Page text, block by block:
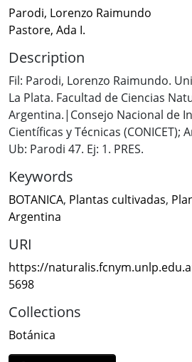
Parodi, Lorenzo Raimundo
Pastore, Ada I.
Description
Fil: Parodi, Lorenzo Raimundo.
La Plata. Facultad de Ciencias
Argentina.|Consejo Nacional de
Científicas y Técnicas (CONICET);
Ub: Parodi 47. Ej: 1. PRES.
Keywords
BOTANICA, Plantas cultivadas,
Argentina
URI
https://
5698
Collections
Botánica